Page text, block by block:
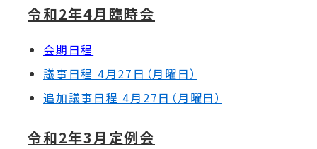
令和2年4月臨時会
会期日程
議事日程 4月27日（月曜日）
追加議事日程 4月27日（月曜日）
令和2年3月定例会